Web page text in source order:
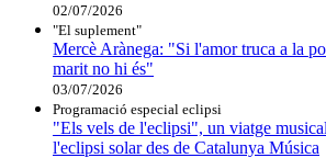
02/07/2026
"El suplement"
Mercè Arànega: "Si l'amor truca a la
marit no hi és"
03/07/2026
Programació especial eclipsi
"Els vels de l'eclipsi", un viatge
l'eclipsi solar des de Catalunya Música